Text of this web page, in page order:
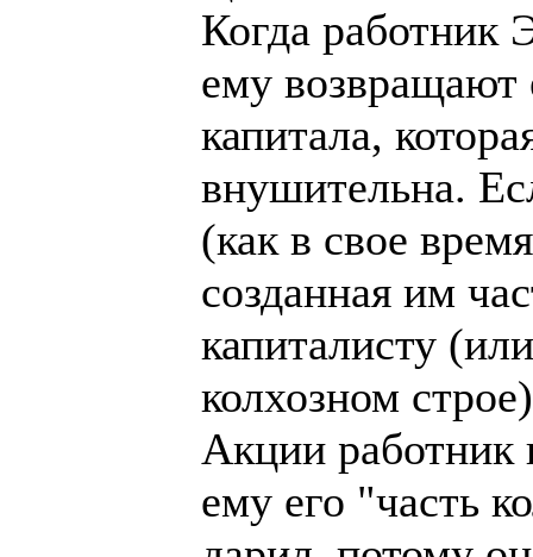
Когда работник
ему возвращают
капитала,
внушительна.
(как в свое
созданная им
капиталисту
колхозном
Акции работник
ему его "часть